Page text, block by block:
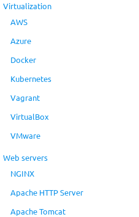
Virtualization
AWS
Azure
Docker
Kubernetes
Vagrant
VirtualBox
VMware
Web servers
NGINX
Apache HTTP Server
Apache Tomcat